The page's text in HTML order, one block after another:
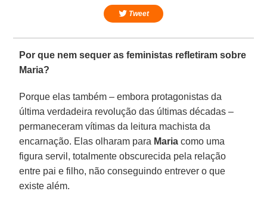
Tweet
Por que nem sequer as feministas refletiram sobre
Maria?
Porque elas também – embora protagonistas da
última verdadeira revolução das últimas décadas –
permaneceram vítimas da leitura machista da
encarnação. Elas olharam para Maria como uma
figura servil, totalmente obscurecida pela relação
entre pai e filho, não conseguindo entrever o que
existe além.